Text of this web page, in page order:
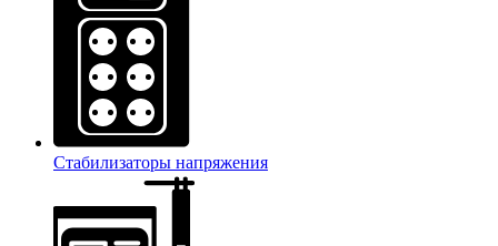
Стабилизаторы напряжения